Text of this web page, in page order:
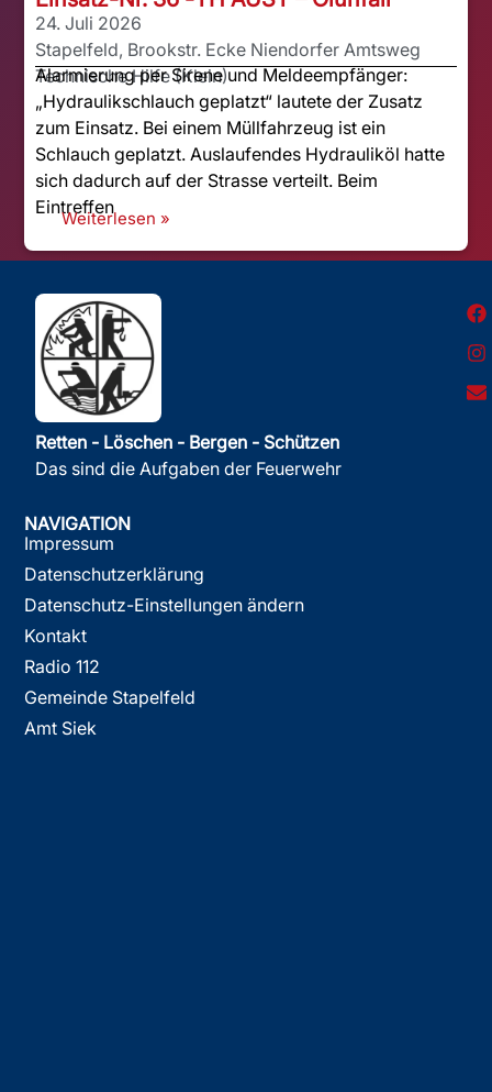
24. Juli 2026
Stapelfeld, Brookstr. Ecke Niendorfer Amtsweg
Technische Hilfe (Klein)
Alarmierung per Sirene und Meldeempfänger:
„Hydraulikschlauch geplatzt“ lautete der Zusatz
zum Einsatz. Bei einem Müllfahrzeug ist ein
Schlauch geplatzt. Auslaufendes Hydrauliköl hatte
sich dadurch auf der Strasse verteilt. Beim
Eintreffen
Weiterlesen »
Retten - Löschen - Bergen - Schützen
Das sind die Aufgaben der Feuerwehr
NAVIGATION
Impressum
Datenschutzerklärung
Datenschutz-Einstellungen ändern
Kontakt
Radio 112
Gemeinde Stapelfeld
Amt Siek